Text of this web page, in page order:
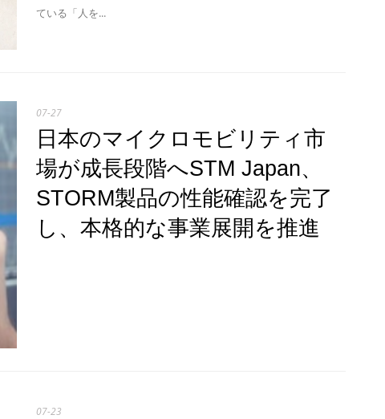
ている「人を...
07-27
日本のマイクロモビリティ市
場が成長段階へSTM Japan、
STORM製品の性能確認を完了
し、本格的な事業展開を推進
07-23